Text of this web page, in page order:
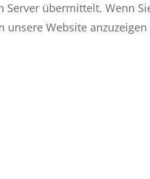
übermittelt. Wenn
Website